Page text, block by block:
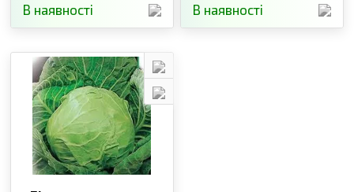
В наявності В наявності